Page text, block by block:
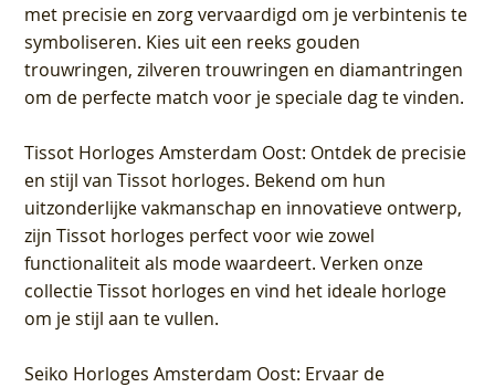
met precisie en zorg vervaardigd om je verbintenis te
symboliseren. Kies uit een reeks gouden
trouwringen, zilveren trouwringen en diamantringen
om de perfecte match voor je speciale dag te vinden.
Tissot Horloges Amsterdam Oost: Ontdek de precisie
en stijl van Tissot horloges. Bekend om hun
uitzonderlijke vakmanschap en innovatieve ontwerp,
zijn Tissot horloges perfect voor wie zowel
functionaliteit als mode waardeert. Verken onze
collectie Tissot horloges en vind het ideale horloge
om je stijl aan te vullen.
Seiko Horloges Amsterdam Oost: Ervaar de